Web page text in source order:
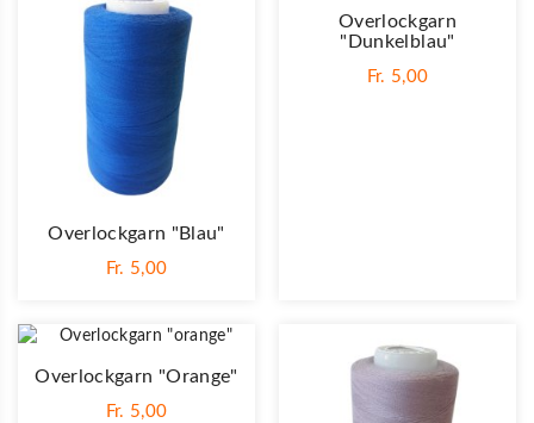
Overlockgarn "blau"
Fr. 5,00
Overlockgarn
"dunkelblau"
Fr. 5,00
Overlockgarn "orange"
Fr. 5,00